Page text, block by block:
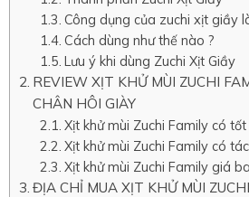
Công dụng của zuchi xịt giầy
Cách dùng như thế nào ?
Lưu ý khi dùng Zuchi Xịt Giầy
REVIEW XỊT KHỬ MÙI ZUCHI
CHÂN HÔI GIÀY
Xịt khử mùi Zuchi Family có tốt
Xịt khử mùi Zuchi Family có
Xịt khử mùi Zuchi Family giá
ĐỊA CHỈ MUA XỊT KHỬ MÙI